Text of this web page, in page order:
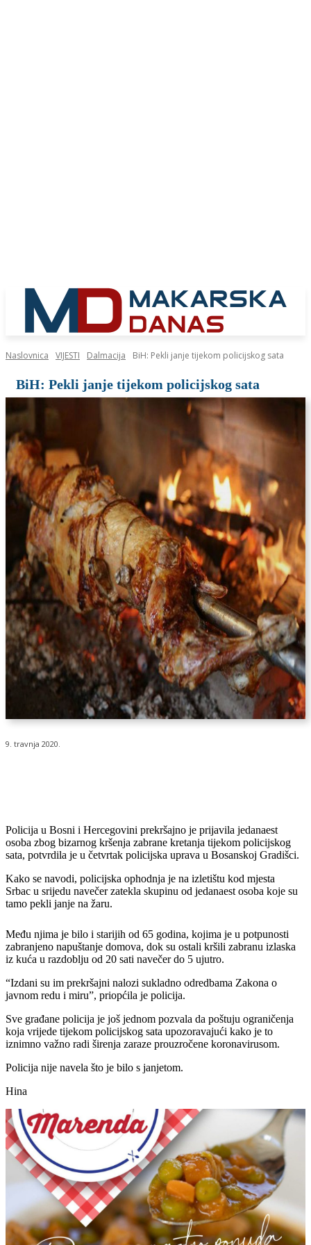
Naslovnica VIJESTI Dalmacija BiH: Pekli janje tijekom policijskog sata
BiH: Pekli janje tijekom policijskog sata
9. travnja 2020.
Policija u Bosni i Hercegovini prekršajno je prijavila jedanaest
osoba zbog bizarnog kršenja zabrane kretanja tijekom policijskog
sata, potvrdila je u četvrtak policijska uprava u Bosanskoj Gradišci.
Kako se navodi, policijska ophodnja je na izletištu kod mjesta
Srbac u srijedu navečer zatekla skupinu od jedanaest osoba koje su
tamo pekli janje na žaru.
Među njima je bilo i starijih od 65 godina, kojima je u potpunosti
zabranjeno napuštanje domova, dok su ostali kršili zabranu izlaska
iz kuća u razdoblju od 20 sati navečer do 5 ujutro.
“Izdani su im prekršajni nalozi sukladno odredbama Zakona o
javnom redu i miru”, priopćila je policija.
Sve građane policija je još jednom pozvala da poštuju ograničenja
koja vrijede tijekom policijskog sata upozoravajući kako je to
iznimno važno radi širenja zaraze prouzročene koronavirusom.
Policija nije navela što je bilo s janjetom.
Hina